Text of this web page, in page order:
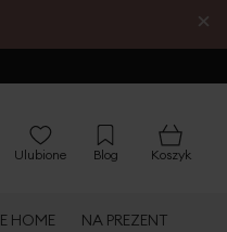
×
Ulubione Blog Koszyk
HOME NA PREZENT